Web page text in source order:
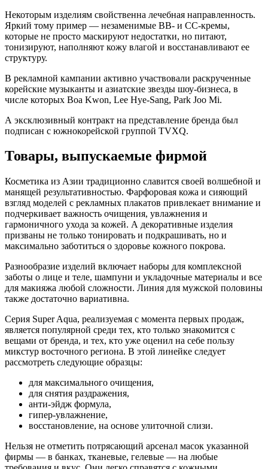
Некоторым изделиям свойственна лечебная направленность.
Яркий тому пример — незаменимые BB- и СС-кремы,
которые не просто маскируют недостатки, но питают,
тонизируют, наполняют кожу влагой и восстанавливают ее
структуру.
В рекламной кампании активно участвовали раскрученные
корейские музыканты и азиатские звезды шоу-бизнеса, в
числе которых Boa Kwon, Lee Hye-Sang, Park Joo Mi.
А эксклюзивный контракт на представление бренда был
подписан с южнокорейской группой TVXQ.
Товары, выпускаемые фирмой
Косметика из Азии традиционно славится своей волшебной и
манящей результативностью. Фарфоровая кожа и сияющий
взгляд моделей с рекламных плакатов привлекает внимание и
подчеркивает важность очищения, увлажнения и
гармоничного ухода за кожей. А декоративные изделия
призваны не только тонировать и подкрашивать, но и
максимально заботиться о здоровье кожного покрова.
Разнообразие изделий включает наборы для комплексной
заботы о лице и теле, шампуни и укладочные материалы и все
для макияжа любой сложности. Линия для мужской половины
также достаточно вариативна.
Серия Super Aqua, реализуемая с момента первых продаж,
является популярной среди тех, кто только знакомится с
вещами от бренда, и тех, кто уже оценил на себе пользу
микстур восточного региона. В этой линейке следует
рассмотреть следующие образцы:
для максимального очищения,
для снятия раздражения,
анти-эйдж формула,
гипер-увлажнение,
восстановление, на основе улиточной слизи.
Нельзя не отметить потрясающий арсенал масок указанной
фирмы — в банках, тканевые, гелевые — на любые